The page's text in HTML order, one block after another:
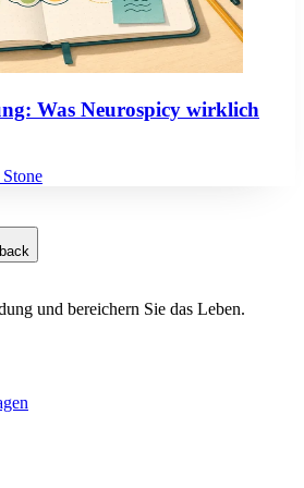
Was Neurospicy wirklich
und bereichern Sie das Leben.